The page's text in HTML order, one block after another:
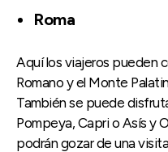
Roma
Aquí los viajeros pueden
Romano y el Monte
También se puede
Pompeya, Capri o Asís y
podrán gozar de una